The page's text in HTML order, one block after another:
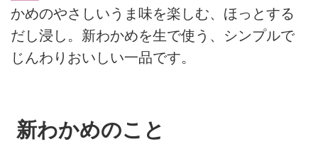
かめのやさしいうま味を楽しむ、ほっとする
だし浸し。新わかめを生で使う、シンプルで
じんわりおいしい一品です。
新わかめのこと